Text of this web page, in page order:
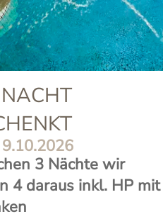
3 Nächte wir
4 daraus inkl. HP mit